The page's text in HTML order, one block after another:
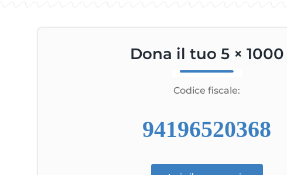
Dona il tuo 5 × 1000
Codice fiscale:
94196520368